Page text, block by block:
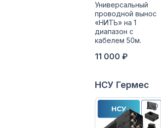
Универсальный
проводной вынос
«НИТЬ» на 1
диапазон с
кабелем 50м.
11 000 ₽
НСУ Гермес